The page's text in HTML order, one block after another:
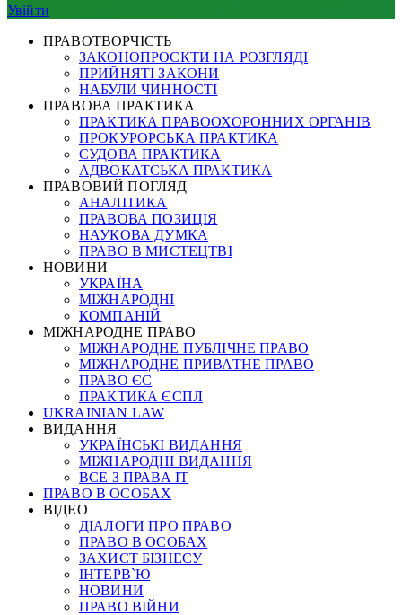
Увійти
ПРАВОТВОРЧІСТЬ
ЗАКОНОПРОЄКТИ НА РОЗГЛЯДІ
ПРИЙНЯТІ ЗАКОНИ
НАБУЛИ ЧИННОСТІ
ПРАВОВА ПРАКТИКА
ПРАКТИКА ПРАВООХОРОННИХ ОРГАНІВ
ПРОКУРОРСЬКА ПРАКТИКА
СУДОВА ПРАКТИКА
АДВОКАТСЬКА ПРАКТИКА
ПРАВОВИЙ ПОГЛЯД
АНАЛІТИКА
ПРАВОВА ПОЗИЦІЯ
НАУКОВА ДУМКА
ПРАВО В МИСТЕЦТВІ
НОВИНИ
УКРАЇНА
МІЖНАРОДНІ
КОМПАНІЙ
МІЖНАРОДНЕ ПРАВО
МІЖНАРОДНЕ ПУБЛІЧНЕ ПРАВО
МІЖНАРОДНЕ ПРИВАТНЕ ПРАВО
ПРАВО ЄС
ПРАКТИКА ЄСПЛ
UKRAINIAN LAW
ВИДАННЯ
УКРАЇНСЬКІ ВИДАННЯ
МІЖНАРОДНІ ВИДАННЯ
ВСЕ З ПРАВА ІТ
ПРАВО В ОСОБАХ
ВІДЕО
ДІАЛОГИ ПРО ПРАВО
ПРАВО В ОСОБАХ
ЗАХИСТ БІЗНЕСУ
ІНТЕРВ`Ю
НОВИНИ
ПРАВО ВІЙНИ